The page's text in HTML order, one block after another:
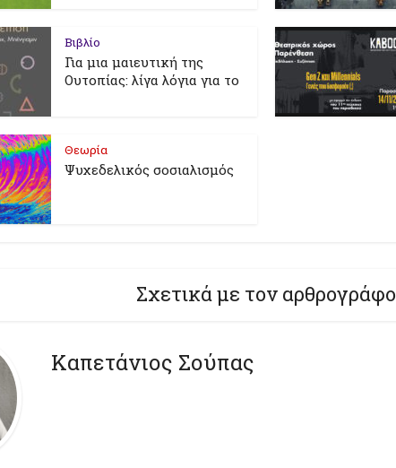
Βιβλίο
Για μια μαιευτική της
Ουτοπίας: λίγα λόγια για το
Θεωρία
Ψυχεδελικός σοσιαλισμός
Σχετικά με τον αρθρογράφο
Καπετάνιος Σούπας